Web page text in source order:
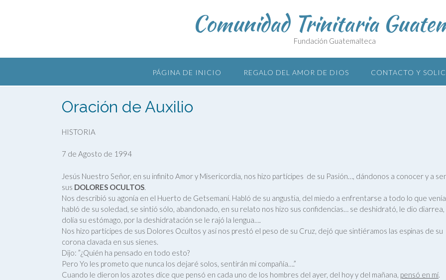
Comunidad Trinitaria
Fundación Guatemalteca
PÁGINA DE INICIO REGALO DEL AMOR DE DIOS CONTACTO Y
Oración de Auxilio
HISTORIA
7 de Agosto de 1994
Jesús Nuestro Señor, en su infinito Amor y Misericordia, nos hizo partícipes de su Pasión…, dándonos a conocer y a
sus DOLORES OCULTOS
Nos describió su agonía en el Huerto de Getsemaní. Habló de su angustia, del miedo a enfrentarse a todo lo que
habló de su soledad, se sintió sólo, abandonado, en su relato nos hizo sus confidencias… se deshidrató, le dio diarrea,
dolía su estómago, por la deshidratación se le rajó la lengua….
Nos hizo partícipes de sus Dolores Ocultos y así nos prestó el peso de su Cruz, dejó que sintiéramos las espinas de su
corona clavada en sus sienes.
Dijo: ”¿Quién ha pensado en todo esto?
Pero Yo les prometo que nunca los dejaré solos, sentirán mi compañía….”
Cuando le dieron los azotes dice que pensó en cada uno de los hombres del ayer, del hoy y del mañana, pensó en mí